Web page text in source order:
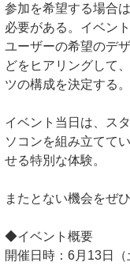
参加を希望する場合
必要がある。イベン
ユーザーの希望のデ
どをヒアリングして
ツの構成を決定する。
イベント当日は、ス
ソコンを組み立てて
せる特別な体験。
またとない機会をぜ
◆イベント概要
開催日時：6月13日